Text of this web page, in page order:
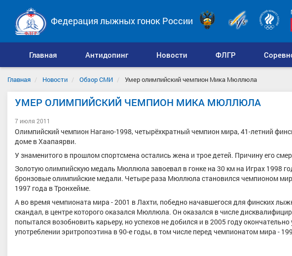
Федерация лыжных гонок России
Главная Антидопинг Новости ФЛГР
Главная Новости Обзор СМИ Умер олимпийский чемпион Мика Мюллюла
УМЕР ОЛИМПИЙСКИЙ ЧЕМПИОН МИКА МЮЛЛЮЛА
7 июля 2011
Олимпийский чемпион Нагано-1998, четырёхкратный чемпион мира, 41-летний
доме в Хаапаярви.
У знаменитого в прошлом спортсмена остались жена и трое детей. Причину его
Золотую олимпийскую медаль Мюллюла завоевал в гонке на 30 км на Играх 1998
бронзовые олимпийские медали. Четыре раза Мюллюла становился чемпионом
1997 года в Тронхейме.
А во время чемпионата мира - 2001 в Лахти, победно начавшегося для финских
скандал, в центре которого оказался Мюллюла. Он оказался в числе
попытался возобновить карьеру, но успехов не добился и в 2005 году
употреблении эритропоэтина в 90-е годы, в том числе перед чемпионатом мира -